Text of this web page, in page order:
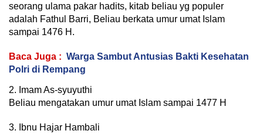
seorang ulama pakar hadits, kitab beliau yg populer
adalah Fathul Barri, Beliau berkata umur umat Islam
sampai 1476 H.
Baca Juga : Warga Sambut Antusias Bakti Kesehatan
Polri di Rempang
2. Imam As-syuyuthi
Beliau mengatakan umur umat Islam sampai 1477 H
3. Ibnu Hajar Hambali